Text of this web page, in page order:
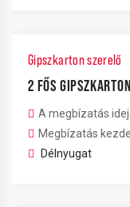
Gipszkarton szerelő
2 FŐS
A megbízatás
Megbízatás
Délnyugat